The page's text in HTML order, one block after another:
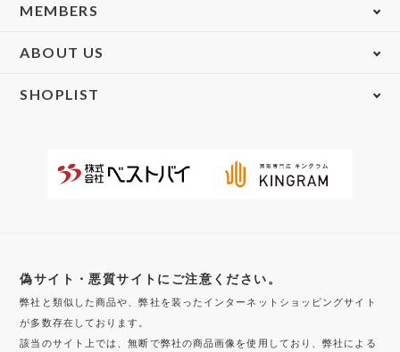
MEMBERS
ABOUT US
SHOPLIST
偽サイト・悪質サイトにご注意ください。
弊社と類似した商品や、弊社を装ったインターネットショッピングサイト
が多数存在しております。
該当のサイト上では、無断で弊社の商品画像を使用しており、弊社による